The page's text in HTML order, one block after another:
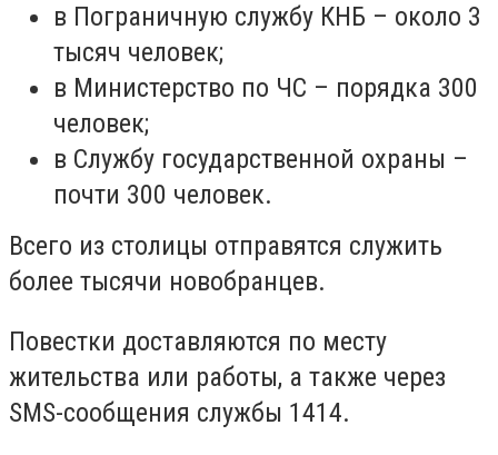
в Пограничную службу КНБ – около 3
тысяч человек;
в Министерство по ЧС – порядка 300
человек;
в Службу государственной охраны –
почти 300 человек.
Всего из столицы отправятся служить
более тысячи новобранцев.
Повестки доставляются по месту
жительства или работы, а также через
SMS-сообщения службы 1414.